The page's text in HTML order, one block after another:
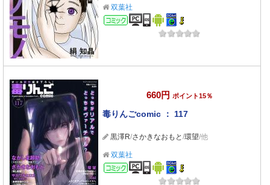
双葉社
コミック
660円 ポイント15％
毒りんごcomic ： 117
黒澤R/さかきなおもと /環望/他
双葉社
コミック